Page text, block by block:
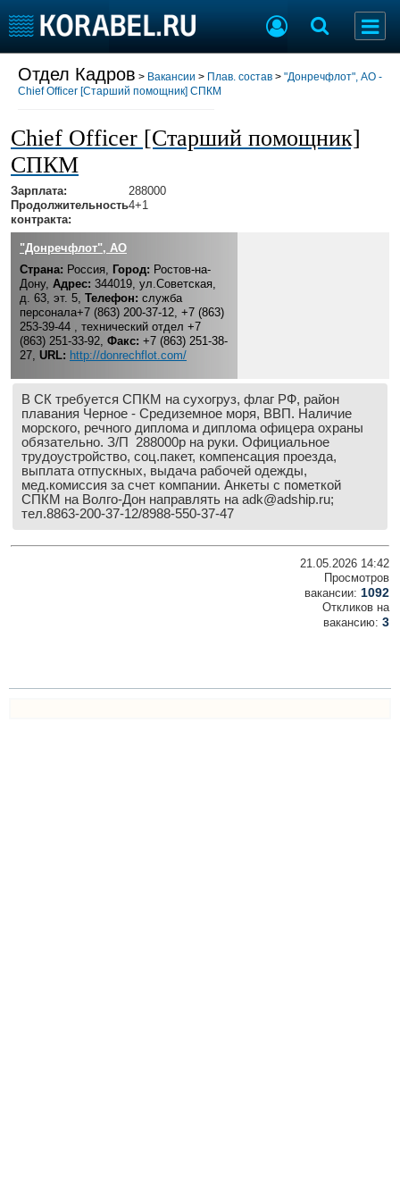
Разместить Резюме
Судостроение
Пульс
Новости
Компании
Репутация
Работа
Крюинг
Журнал
Реклама
Доска объявлений
Оборудование
Материалы
Услуги
Конференции
Выставки и семинары
Личности
Словарь
Флот
Галерея флота
Форум
Отзывы
Все службы
Отдел Кадров > Вакансии > Плав. состав > "Донречфлот", АО -
Chief Officer [Старший помощник] СПКМ
Chief Officer [Старший помощник]
СПКМ
Зарплата:
288000
Продолжительность
контракта:
4+1
"Донречфлот", АО
Страна: Россия, Город: Ростов-на-
Дону, Адрес: 344019, ул.Советская,
д. 63, эт. 5, Телефон: служба
персонала+7 (863) 200-37-12, +7 (863)
253-39-44 , технический отдел +7
(863) 251-33-92, Факс: +7 (863) 251-38-
27, URL: http://donrechflot.com/
В СК требуется СПКМ на сухогруз, флаг РФ, район
плавания Черное - Средиземное моря, ВВП. Наличие
морского, речного диплома и диплома офицера охраны
обязательно. З/П 288000р на руки. Официальное
трудоустройство, соц.пакет, компенсация проезда,
выплата отпускных, выдача рабочей одежды,
мед.комиссия за счет компании. Анкеты с пометкой
СПКМ на Волго-Дон направлять на adk@adship.ru;
тел.8863-200-37-12/8988-550-37-47
21.05.2026 14:42
Просмотров
вакансии: 1092
Откликов на
вакансию: 3